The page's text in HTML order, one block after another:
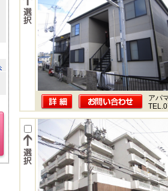
アパ